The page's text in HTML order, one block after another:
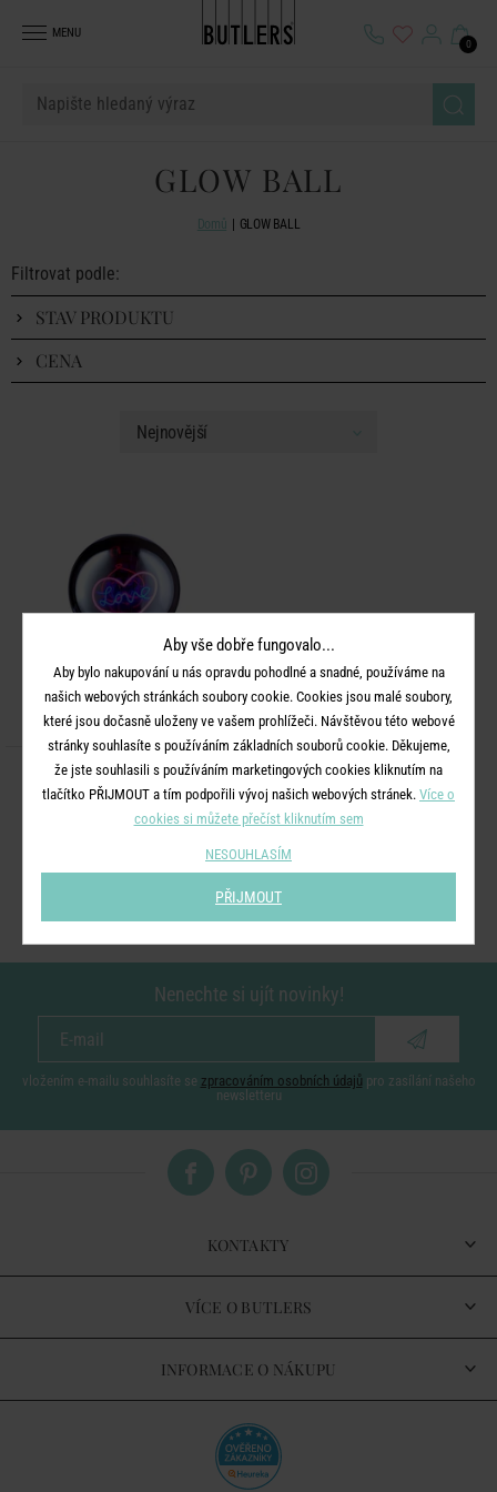
MENU
0
GLOW BALL
Domů GLOW BALL
Filtrovat podle:
STAV PRODUKTU
CENA
GLOW BALL
Dekorační koule "Love" - fialová
Nenechte si ujít novinky!
vložením e-mailu souhlasíte se zpracováním osobních údajů pro zasílání našeho
newsletteru
KONTAKTY
VÍCE O BUTLERS
INFORMACE O NÁKUPU
Aby vše dobře fungovalo...
Aby bylo nakupování u nás opravdu pohodlné a snadné, používáme na
našich webových stránkách soubory cookie. Cookies jsou malé soubory,
které jsou dočasně uloženy ve vašem prohlížeči. Návštěvou této webové
stránky souhlasíte s používáním základních souborů cookie. Děkujeme,
že jste souhlasili s používáním marketingových cookies kliknutím na
tlačítko PŘIJMOUT a tím podpořili vývoj našich webových stránek. Více o
cookies si můžete přečíst kliknutím sem
NESOUHLASÍM
PŘIJMOUT